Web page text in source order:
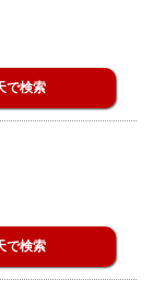
で検索
で検索